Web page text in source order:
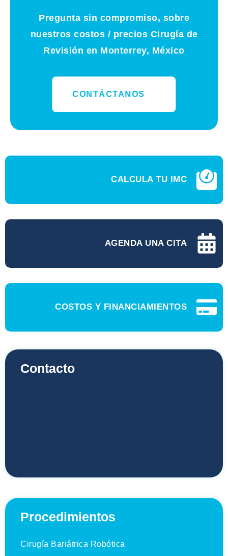
Pregunta sin compromiso, sobre
nuestros costos / precios Cirugía de
Revisión en Monterrey, México
CONTÁCTANOS
CALCULA TU IMC
AGENDA UNA CITA
COSTOS Y FINANCIAMIENTOS
Contacto
Procedimientos
Cirugía Bariátrica Robótica